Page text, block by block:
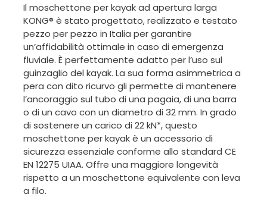
Il moschettone per kayak ad apertura larga
KONG® è stato progettato, realizzato e testato
pezzo per pezzo in Italia per garantire
un’affidabilità ottimale in caso di emergenza
fluviale. È perfettamente adatto per l’uso sul
guinzaglio del kayak. La sua forma asimmetrica a
pera con dito ricurvo gli permette di mantenere
l’ancoraggio sul tubo di una pagaia, di una barra
o di un cavo con un diametro di 32 mm. In grado
di sostenere un carico di 22 kN*, questo
moschettone per kayak è un accessorio di
sicurezza essenziale conforme allo standard CE
EN 12275 UIAA. Offre una maggiore longevità
rispetto a un moschettone equivalente con leva
a filo.